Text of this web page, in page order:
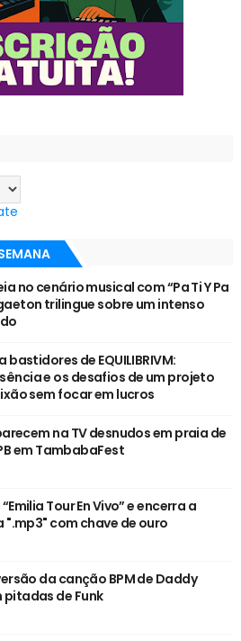
no cenário musical com “Pa Ti Y Pa
trilingue sobre um intenso
de EQUILIBRIVM:
e os desafios de um projeto
sem focar em lucros
na TV desnudos em praia de
em TambabaFest
Tour En Vivo” e encerra a
".mp3" com chave de ouro
da canção BPM de Daddy
pitadas de Funk